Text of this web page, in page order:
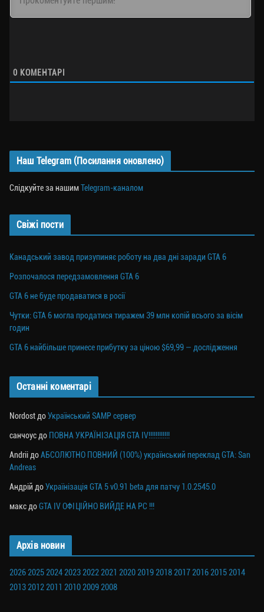
0 КОМЕНТАРІ
Наш Telegram (Посилання оновлено)
Слідкуйте за нашимTelegram-каналом
Свіжі пости
Канадський завод призупиняє роботу на два дні заради GTA 6
Розпочалося передзамовлення GTA 6
GTA 6 не буде продаватися в росії
Чутки: GTA 6 могла продатися тиражем 39 млн копій всього за вісім
годин
GTA 6 найбільше принесе прибутку за ціною $69,99 — дослідження
Останні коментарі
NordostдоУкраїнський SAMP сервер
санчоусдо ПОВНА УКРАЇНІЗАЦІЯ GTA IV!!!!!!!!!!!!
AndriiдоАБСОЛЮТНО ПОВНИЙ (100%) український переклад GTA: San
Andreas
Андрій доУкраїнізація GTA 5 v0.91 beta для патчу 1.0.2545.0
максдоGTA IV ОФІЦІЙНО ВИЙДЕ НА PC !!!
Архів новин
202620252024202320222021 2020201920182017201620152014
201320122011 201020092008